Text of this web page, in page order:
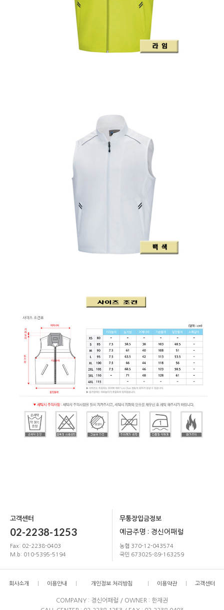
고객센터
02-2238-1253
Fax: 02-2238-0403
M.b: 010-5395-5194
무통장입금정보
예금주명 : 경신어패럴
농협 370-12-043574
국민 673025-89-163259
회사소개 이용안내 개인정보 처리방침 이용약관 고객센터
COMPANY : 경신어패럴 / OWNER : 한재권